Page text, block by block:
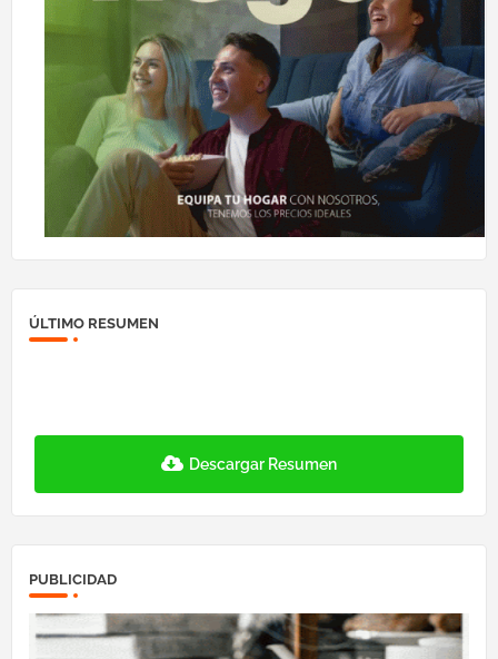
ÚLTIMO RESUMEN
Descargar Resumen
PUBLICIDAD